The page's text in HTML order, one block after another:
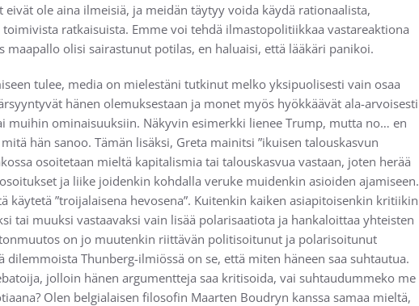
ole aina ilmeisiä, ja meidän täytyy voida käydä rationaalista,
ratkaisuista. Emme voi tehdä ilmastopolitiikkaa vastareaktiona
maapallo olisi sairastunut potilas, en haluaisi, että lääkäri panikoi.
tulee, media on mielestäni tutkinut melko yksipuolisesti vain osaa
hänen olemuksestaan ja monet myös hyökkäävät ala-arvoisesti
muihin ominaisuuksiin. Näkyvin esimerkki lienee Trump, mutta no… en
hän sanoo. Tämän lisäksi, Greta mainitsi ”ikuisen talouskasvun
osoitetaan mieltä kapitalismia tai talouskasvua vastaan, joten herää
ja liike joidenkin kohdalla veruke muidenkin asioiden ajamiseen.
käytetä ”troijalaisena hevosena”. Kuitenkin kaiken asiapitoisenkin kritiikin
tai muuksi vastaavaksi vain lisää polarisaatiota ja hankaloittaa yhteisten
on jo muutenkin riittävän politisoitunut ja polarisoitunut
dilemmoista Thunberg-ilmiössä on se, että miten häneen saa suhtautua.
jolloin hänen argumentteja saa kritisoida, vai suhtaudummeko me
Olen belgialaisen filosofin Maarten Boudryn kanssa samaa mieltä,